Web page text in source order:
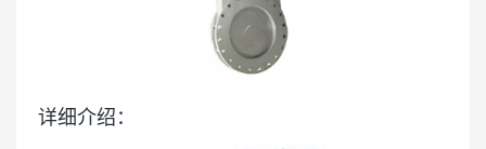
详细介绍：